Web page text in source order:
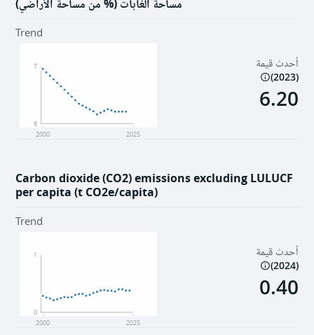
مساحة الغابات (% من مساحة الأراضي)
أحدث قيمة
(
2023
)
6.20
Trend
2000 2025
6
7
Carbon dioxide (CO2) emissions excluding LULUCF
per capita (t CO2e/capita)
أحدث قيمة
(
2024
)
0.40
Trend
2000 2025
0
1